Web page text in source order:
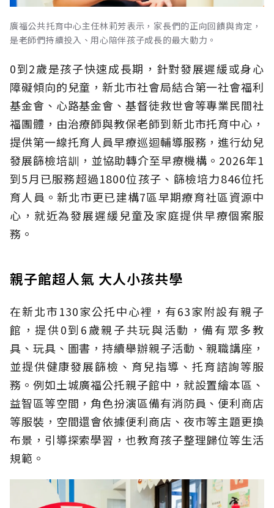
廣福公共托育中心主任林莉芳表示，家長們的正向回饋與肯定，
是老師們持續投入、用心陪伴孩子成長的最大動力。
0到2歲是孩子快速成長期，針對發展遲緩或身心
障礙傾向的兒童，新北市社會局結合第一社會福利
基金會、心路基金會、基督徒救世會等專業民間社
福團體，由治療師與教保老師到新北市托育中心，
提供第一線托育人員早療巡迴輔導服務，進行幼兒
發展篩檢培訓，並協助轉介至早療機構。2026年1
到5月已服務超過1800位孩子、篩檢培力846位托
育人員。新北市更已建構7區早期療育社區資源中
心，就近為發展遲緩兒童及家庭提供早療個案服
務。
親子館超人氣 大人小孩共學
在新北市130家公托中心裡，有63家附設有親子
館，提供0到6歲親子共玩與活動，備有眾多教
具、玩具、圖書，持續舉辦親子活動、親職講座，
並提供健康發展篩檢、育兒指導、托育諮詢等服
務。例如土城廣福公托親子館中，就設置繪本區、
益智區等空間，角色扮演區備有消防員、便利商店
等服裝，空間還會依據便利商店、夜市等主題更換
布景，引導探索學習，也教育孩子整理歸位等生活
規範。